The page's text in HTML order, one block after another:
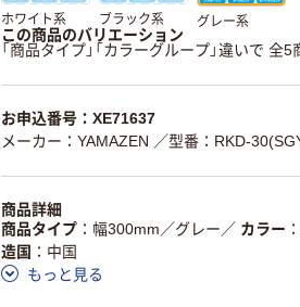
ホワイト系 ブラック系 グレー系
この商品のバリエーション
「商品タイプ」「カラーグループ」違いで 全5
お申込番号：XE71637
メーカー：YAMAZEN ／型番：RKD-
商品詳細
商品タイプ
幅300mm／グレー ／ カラー
造国
中国
もっと見る